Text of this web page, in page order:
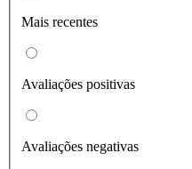
Mais recentes
Avaliações positivas
Avaliações negativas